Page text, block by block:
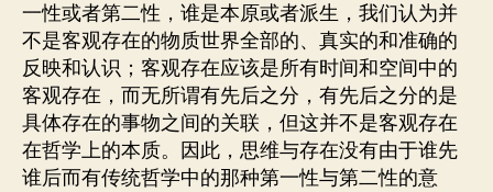
一性或者第二性，谁是本原或者派生，我们认为并
不是客观存在的物质世界全部的、真实的和准确的
反映和认识；客观存在应该是所有时间和空间中的
客观存在，而无所谓有先后之分，有先后之分的是
具体存在的事物之间的关联，但这并不是客观存在
在哲学上的本质。因此，思维与存在没有由于谁先
谁后而有传统哲学中的那种第一性与第二性的意